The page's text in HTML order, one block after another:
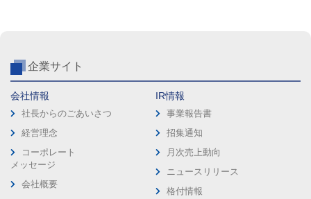
企業サイト
会社情報
社長からのごあいさつ
経営理念
コーポレート
メッセージ
会社概要
IR情報
事業報告書
招集通知
月次売上動向
ニュースリリース
格付情報